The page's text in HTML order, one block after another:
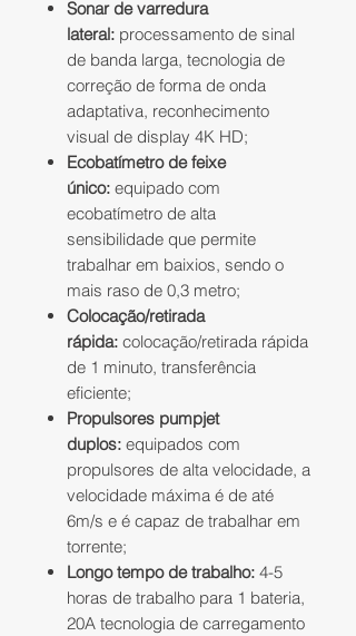
Sonar de varredura
lateral: processamento de sinal
de banda larga, tecnologia de
correção de forma de onda
adaptativa, reconhecimento
visual de display 4K HD;
Ecobatímetro de feixe
único: equipado com
ecobatímetro de alta
sensibilidade que permite
trabalhar em baixios, sendo o
mais raso de 0,3 metro;
Colocação/retirada
rápida: colocação/retirada rápida
de 1 minuto, transferência
eficiente;
Propulsores pumpjet
duplos: equipados com
propulsores de alta velocidade, a
velocidade máxima é de até
6m/s e é capaz de trabalhar em
torrente;
Longo tempo de trabalho: 4-5
horas de trabalho para 1 bateria,
20A tecnologia de carregamento